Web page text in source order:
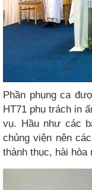
Phần phụng ca
HT71 phụ trách in
vụ. Hầu như các
chủng viện nên
thành thục, hài hòa